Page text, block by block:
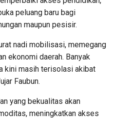
peluang baru bagi
maupun pesisir.
nadi mobilisasi, memegang
ekonomi daerah. Banyak
kini masih terisolasi akibat
Faubun.
yang bekualitas akan
meningkatkan akses